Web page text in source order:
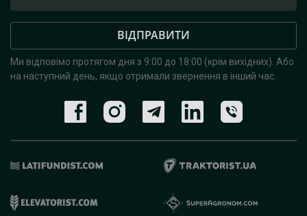
ВІДПРАВИТИ
Ми відповімо протягом дня з 9:00 до 18:00 (крім вихідних). Або
на наступний день, якщо отримали звернення в інший час.